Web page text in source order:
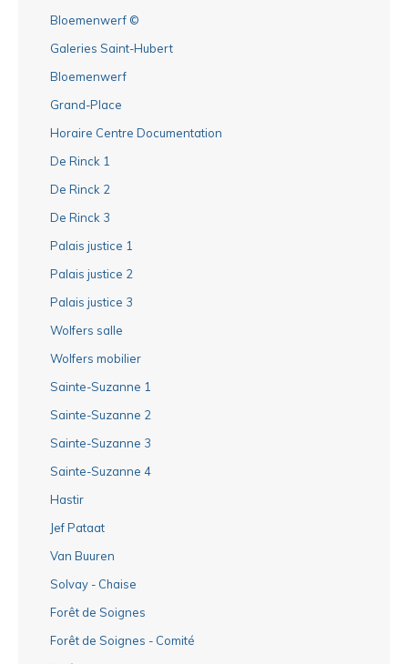
Bloemenwerf ©
Galeries Saint-Hubert
Bloemenwerf
Grand-Place
Horaire Centre Documentation
De Rinck 1
De Rinck 2
De Rinck 3
Palais justice 1
Palais justice 2
Palais justice 3
Wolfers salle
Wolfers mobilier
Sainte-Suzanne 1
Sainte-Suzanne 2
Sainte-Suzanne 3
Sainte-Suzanne 4
Hastir
Jef Pataat
Van Buuren
Solvay - Chaise
Forêt de Soignes
Forêt de Soignes - Comité